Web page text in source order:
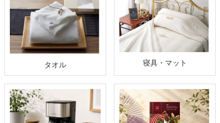
タオル 寝具・マット